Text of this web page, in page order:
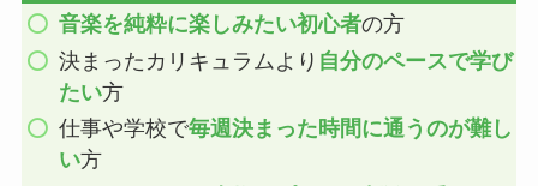
音楽を純粋に楽しみたい初心者の方
決まったカリキュラムより 自分のペースで学び
たい方
仕事や学校で毎週決まった時間に通うのが難し
い方